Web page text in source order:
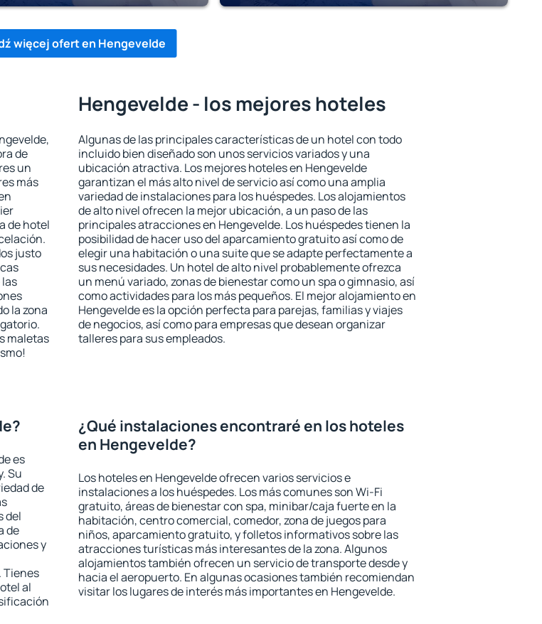
więcej ofert en Hengevelde
de
un
más
de hotel
justo
la zona
maletas
Hengevelde - los mejores hoteles
Algunas de las principales características de un hotel con todo
incluido bien diseñado son unos servicios variados y una
ubicación atractiva. Los mejores hoteles en Hengevelde
garantizan el más alto nivel de servicio así como una amplia
variedad de instalaciones para los huéspedes. Los alojamientos
de alto nivel ofrecen la mejor ubicación, a un paso de las
principales atracciones en Hengevelde. Los huéspedes tienen la
posibilidad de hacer uso del aparcamiento gratuito así como de
elegir una habitación o una suite que se adapte perfectamente a
sus necesidades. Un hotel de alto nivel probablemente ofrezca
un menú variado, zonas de bienestar como un spa o gimnasio, así
como actividades para los más pequeños. El mejor alojamiento en
Hengevelde es la opción perfecta para parejas, familias y viajes
de negocios, así como para empresas que desean organizar
talleres para sus empleados.
es
Su
de
del
de
y
Tienes
al
¿Qué instalaciones encontraré en los hoteles
en Hengevelde?
Los hoteles en Hengevelde ofrecen varios servicios e
instalaciones a los huéspedes. Los más comunes son Wi-Fi
gratuito, áreas de bienestar con spa, minibar/caja fuerte en la
habitación, centro comercial, comedor, zona de juegos para
niños, aparcamiento gratuito, y folletos informativos sobre las
atracciones turísticas más interesantes de la zona. Algunos
alojamientos también ofrecen un servicio de transporte desde y
hacia el aeropuerto. En algunas ocasiones también recomiendan
visitar los lugares de interés más importantes en Hengevelde.